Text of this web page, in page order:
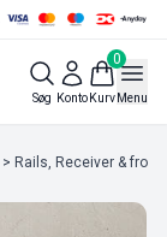
Søg Konto
0
KurvMenu
> Rails, Receiver &